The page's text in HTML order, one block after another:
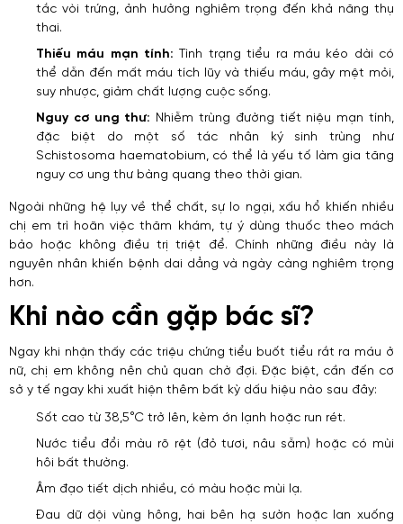
tắc vòi trứng, ảnh hưởng nghiêm trọng đến khả năng thụ
thai.
Thiếu máu mạn tính:
Tình trạng tiểu ra máu kéo dài có
thể dẫn đến mất máu tích lũy và thiếu máu, gây mệt mỏi,
suy nhược, giảm chất lượng cuộc sống.
Nguy cơ ung thư: Nhiễm trùng đường tiết niệu mạn tính,
đặc biệt do một số tác nhân ký sinh trùng như
Schistosoma haematobium, có thể là yếu tố làm gia tăng
nguy cơ ung thư bàng quang theo thời gian.
Ngoài những hệ lụy về thể chất, sự lo ngại, xấu hổ khiến nhiều
chị em trì hoãn việc thăm khám, tự ý dùng thuốc theo mách
bảo hoặc không điều trị triệt để. Chính những điều này là
nguyên nhân khiến bệnh dai dẳng và ngày càng nghiêm trọng
hơn.
Khi nào cần gặp bác sĩ?
Ngay khi nhận thấy các triệu chứng tiểu buốt tiểu rắt ra máu ở
nữ, chị em không nên chủ quan chờ đợi. Đặc biệt, cần đến cơ
sở y tế ngay khi xuất hiện thêm bất kỳ dấu hiệu nào sau đây:
Sốt cao từ 38,5°C trở lên, kèm ớn lạnh hoặc run rét.
Nước tiểu đổi màu rõ rệt (đỏ tươi, nâu sẫm) hoặc có mùi
hôi bất thường.
Âm đạo tiết dịch nhiều, có màu hoặc mùi lạ.
Đau dữ dội vùng hông, hai bên hạ sườn hoặc lan xuống